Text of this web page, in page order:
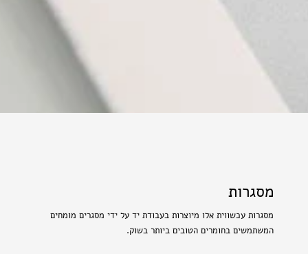
מסגרות
מסגרות עכשווית אלו מיוצרות בעבודת יד על ידי מסגרים מומחים
המשתמשים בחומרים הטובים ביותר בשוק.